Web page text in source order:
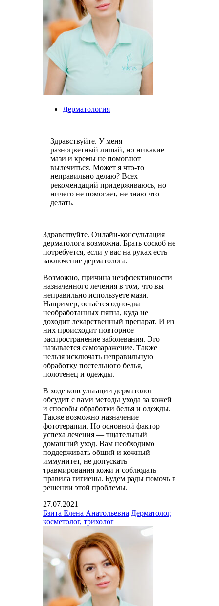
Дерматология
Здравствуйте. У меня
разноцветный лишай, но никакие
мази и кремы не помогают
вылечиться. Может я что-то
неправильно делаю? Всех
рекомендаций придерживаюсь, но
ничего не помогает, не знаю что
делать.
Здравствуйте. Онлайн-консультация
дерматолога возможна. Брать соскоб не
потребуется, если у вас на руках есть
заключение дерматолога.
Возможно, причина неэффективности
назначенного лечения в том, что вы
неправильно используете мази.
Например, остаётся одно-два
необработанных пятна, куда не
доходит лекарственный препарат. И из
них происходит повторное
распространение заболевания. Это
называется самозаражение. Также
нельзя исключать неправильную
обработку постельного белья,
полотенец и одежды.
В ходе консультации дерматолог
обсудит с вами методы ухода за кожей
и способы обработки белья и одежды.
Также возможно назначение
фототерапии. Но основной фактор
успеха лечения — тщательный
домашний уход. Вам необходимо
поддерживать общий и кожный
иммунитет, не допускать
травмирования кожи и соблюдать
правила гигиены. Будем рады помочь в
решении этой проблемы.
27.07.2021
Бзита Елена Анатольевна Дерматолог,
косметолог, трихолог